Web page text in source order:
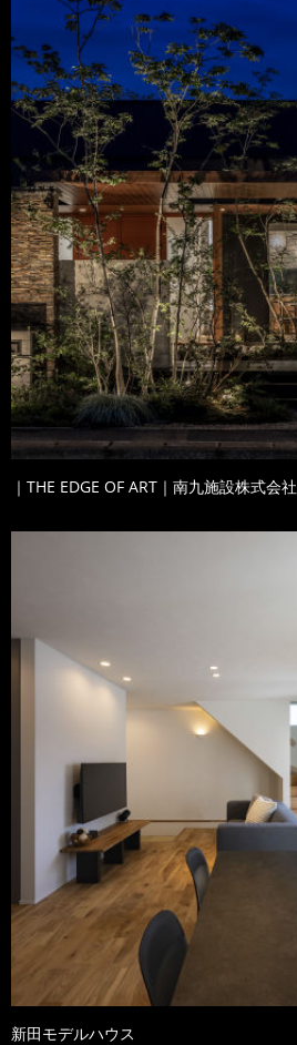
｜THE EDGE OF ART｜南九施設株式会社
新田モデルハウス